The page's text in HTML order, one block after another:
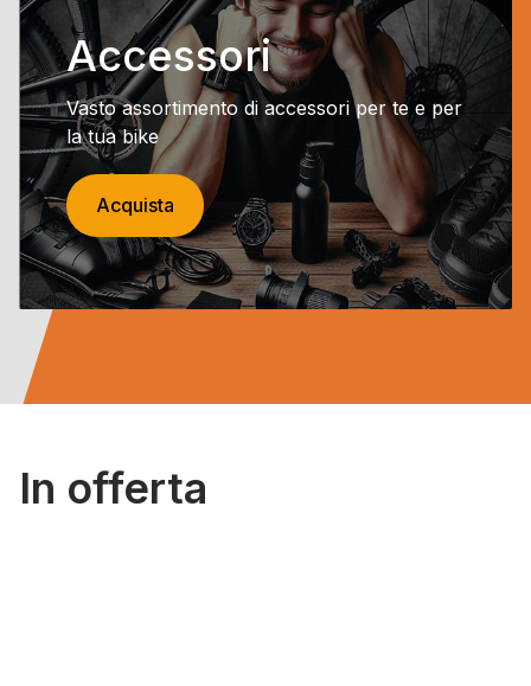
Accessori
Vasto assortimento di accessori per te e per
la tua bike
Acquista
In offerta